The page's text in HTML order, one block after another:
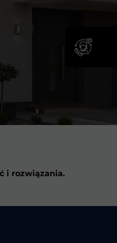
i rozwiązania.